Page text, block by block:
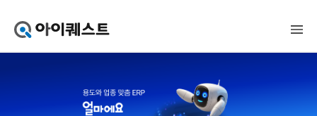
퀘
얼
마